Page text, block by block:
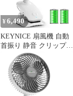
室/脱衣所 熱中症対策
KN-893 ブラック
¥ 6,490
KEYNICE 扇風機 自動
首振り 静音 クリップ
卓上 壁掛け USB充電式
5000mAh大容量 4段階
風量調節 リズム風 小型
360度角度調整 ミニ扇
風機 コードレス 長時間